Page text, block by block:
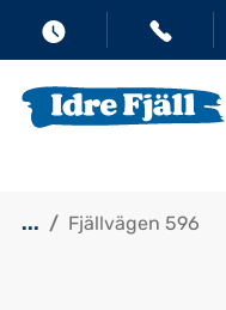
... Fjällvägen 596